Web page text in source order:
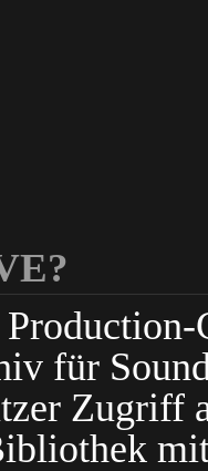
für
Zugriff